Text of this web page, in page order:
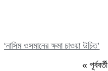
‘নাসিম ওসমানের ক্ষমা চাওয়া উচিত’
« পূর্ববর্তী